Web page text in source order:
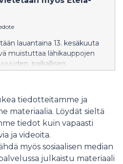
Sähköautoja ladataan
kolmeen
lauantaina 13. kesäkuuta
muistuttaa lähikauppojen
paikallisen
tiedotteitamme ja
materiaalia. Löydät sieltä
tiedot kuin vapaasti
ja videoita.
myös sosiaalisen median
julkaistu materiaali